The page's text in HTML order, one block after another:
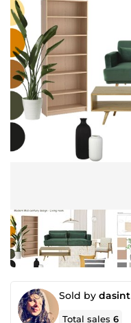
Sold by dasint
Total sales6